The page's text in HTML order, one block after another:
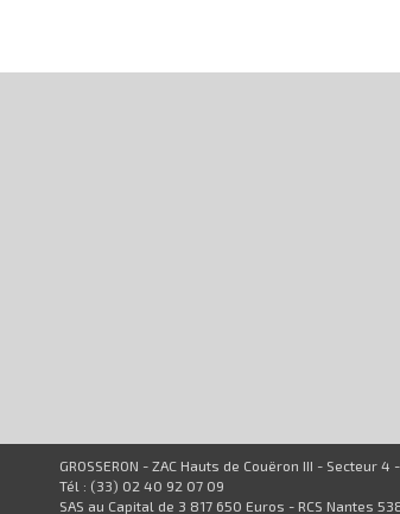
GROSSERON - ZAC Hauts de Couëron III - Secteur
Tél : (33) 02 40 92 07 09
SAS au Capital de 3 817 650 Euros - RCS Nantes